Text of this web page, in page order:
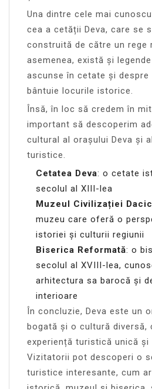
Una dintre cele mai
cea a cetății Deva, care se
construită de către un rege
asemenea, există și
ascunse în cetate și despre
bântuie locurile istorice.
Însă, în loc să credem în
important să descoperim
cultural al orașului Deva și
turistice.
Cetatea Deva: o cetate
secolul al XIII-lea
Muzeul Civilizației
muzeu care oferă o
istoriei și culturii regiunii
Biserica Reformată: o
secolul al XVIII-lea,
arhitectura sa barocă și
interioare
În concluzie, Deva este un
bogată și o cultură diversă,
experiență turistică unică și
Vizitatorii pot descoperi o
turistice interesante, cum